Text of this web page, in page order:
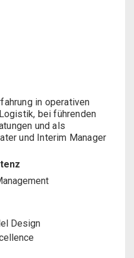
in operativen
bei führenden
und als
und Interim Manager
Design